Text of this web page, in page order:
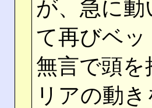
が、急に
て再びベ
無言で頭
リアの動